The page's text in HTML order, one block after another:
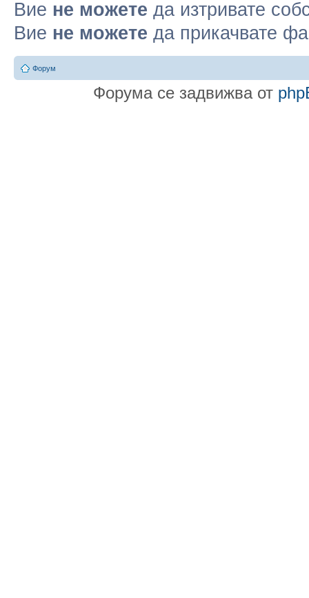
Вие не можете да изтривате
Вие не можете да прикачвате
Форум
Форума се задвижва от